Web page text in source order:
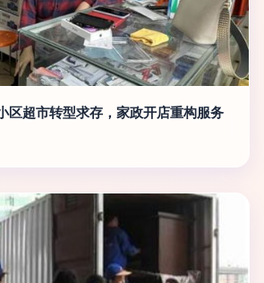
区超市转型求存，家政开店重构服务